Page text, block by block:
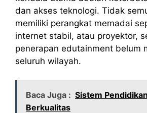
dan akses teknologi. Tidak
memiliki perangkat memadai
internet stabil, atau proyektor,
penerapan edutainment belum
seluruh wilayah.
Baca Juga : Sistem
Berkualitas